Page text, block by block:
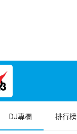
DJ專欄 排行榜